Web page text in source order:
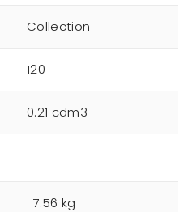
Collection
120
0.21 cdm3
7.56 kg